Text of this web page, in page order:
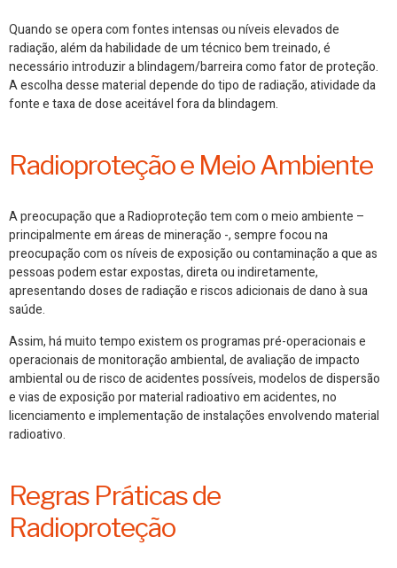
Quando se opera com fontes intensas ou níveis elevados de
radiação, além da habilidade de um técnico bem treinado, é
necessário introduzir a blindagem/barreira como fator de proteção.
A escolha desse material depende do tipo de radiação, atividade da
fonte e taxa de dose aceitável fora da blindagem.
Radioproteção e Meio Ambiente
A preocupação que a Radioproteção tem com o meio ambiente –
principalmente em áreas de mineração -, sempre focou na
preocupação com os níveis de exposição ou contaminação a que as
pessoas podem estar expostas, direta ou indiretamente,
apresentando doses de radiação e riscos adicionais de dano à sua
saúde.
Assim, há muito tempo existem os programas pré-operacionais e
operacionais de monitoração ambiental, de avaliação de impacto
ambiental ou de risco de acidentes possíveis, modelos de dispersão
e vias de exposição por material radioativo em acidentes, no
licenciamento e implementação de instalações envolvendo material
radioativo.
Regras Práticas de
Radioproteção